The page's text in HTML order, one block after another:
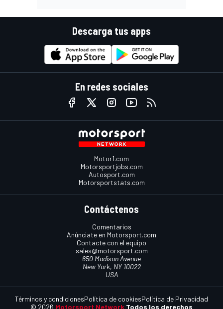
Descarga tus apps
En redes sociales
Motor1.com
Motorsportjobs.com
Autosport.com
Motorsportstats.com
Contáctenos
Comentarios
Anúnciate en Motorsport.com
Contacte con el equipo
sales@motorsport.com
650 Madison Avenue
New York, NY 10022
USA
© 2026 Motorsport Network Todos los derechos
Términos y condicionesPolítica de cookiesPolítica de Privacidad